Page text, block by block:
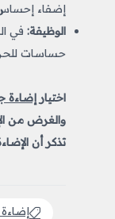
إضفاء إحساس
الوظيفة: في
حساسات
اختيار إضاءة
والغرض من
تذكر أن